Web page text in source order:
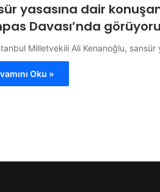
yasasına dair
Davası’nda
Milletvekili Ali Kenanoğlu,
Oku »